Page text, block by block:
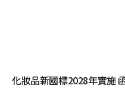
化妝品新國標2028年實施